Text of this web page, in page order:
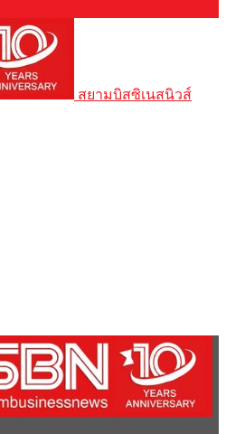
สยามบิสซิเนสนิวส์